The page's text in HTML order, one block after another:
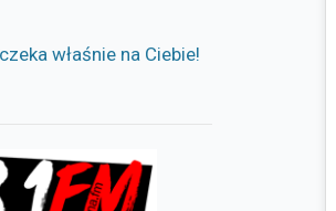
właśnie na Ciebie!